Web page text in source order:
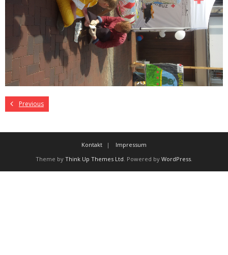
Previous
Kontakt
Impressum
Theme by Think Up Themes Ltd . Powered by WordPress